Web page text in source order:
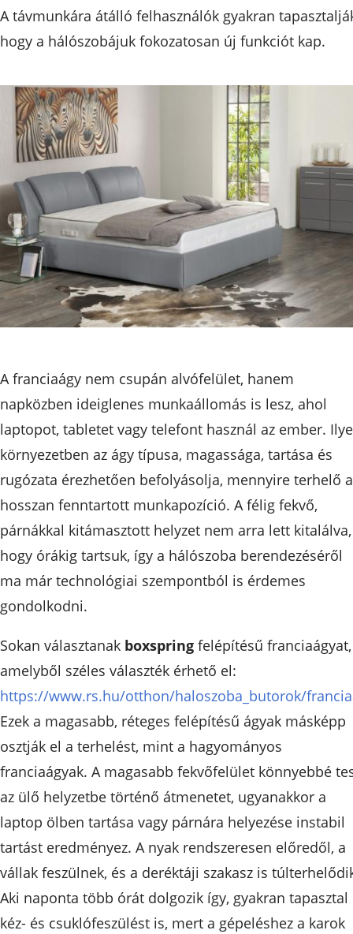
A távmunkára átálló felhasználók gyakran
hogy a hálószobájuk fokozatosan új funkciót kap.
A franciaágy nem csupán alvófelület, hanem
napközben ideiglenes munkaállomás is lesz, ahol
laptopot, tabletet vagy telefont használ az ember.
környezetben az ágy típusa, magassága, tartása és
rugózata érezhetően befolyásolja, mennyire terhelő a
hosszan fenntartott munkapozíció. A félig fekvő,
párnákkal kitámasztott helyzet nem arra lett kitalálva,
hogy órákig tartsuk, így a hálószoba berendezéséről
ma már technológiai szempontból is érdemes
gondolkodni.
Sokan választanak boxspring felépítésű franciaágyat,
amelyből széles választék érhető el:
https://www.rs.hu/otthon/haloszoba_butorok/
Ezek a magasabb, réteges felépítésű ágyak másképp
osztják el a terhelést, mint a hagyományos
franciaágyak. A magasabb fekvőfelület könnyebbé
az ülő helyzetbe történő átmenetet, ugyanakkor a
laptop ölben tartása vagy párnára helyezése instabil
tartást eredményez. A nyak rendszeresen előredől, a
vállak feszülnek, és a deréktáji szakasz is
Aki naponta több órát dolgozik így, gyakran tapasztal
kéz- és csuklófeszülést is, mert a gépeléshez a karok